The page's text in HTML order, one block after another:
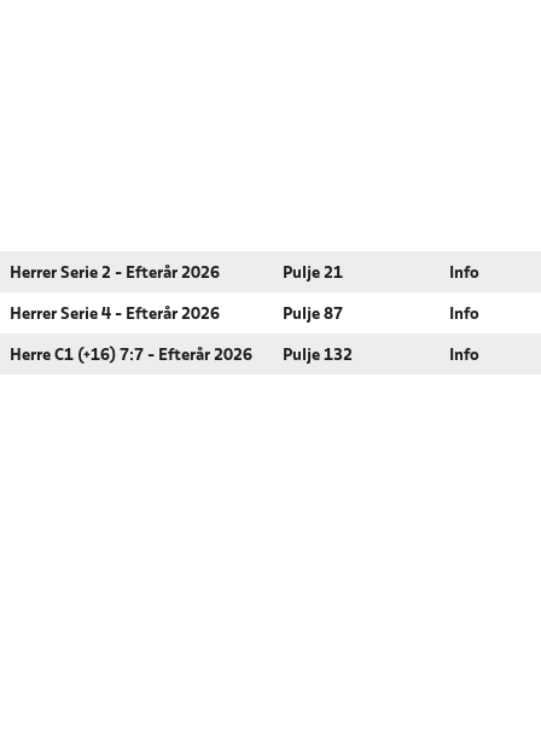
Herrer Serie 2 - Efterår 2026 Pulje 21 Info
Herrer Serie 4 - Efterår 2026 Pulje 87 Info
Herre C1 (+16) 7:7 - Efterår 2026 Pulje 132 Info